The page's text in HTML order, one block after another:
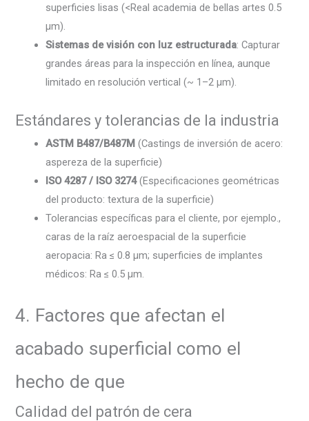
superficies lisas (<Real academia de bellas artes 0.5
µm).
Sistemas de visión con luz estructurada: Capturar
grandes áreas para la inspección en línea, aunque
limitado en resolución vertical (~ 1–2 µm).
Estándares y tolerancias de la industria
ASTM B487/B487M (Castings de inversión de acero:
aspereza de la superficie)
ISO 4287 / ISO 3274(Especificaciones geométricas
del producto: textura de la superficie)
Tolerancias específicas para el cliente, por ejemplo.,
caras de la raíz aeroespacial de la superficie
aeropacia: Ra ≤ 0.8 µm; superficies de implantes
médicos: Ra ≤ 0.5 µm.
4. Factores que afectan el
acabado superficial como el
hecho de que
Calidad del patrón de cera